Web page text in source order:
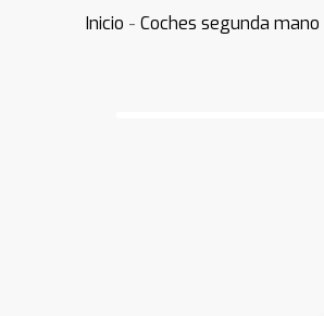
Inicio -Coches segunda mano